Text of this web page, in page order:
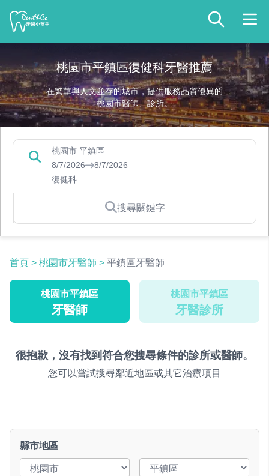
桃園市平鎮區復健科牙醫推薦
在繁華與人文並存的城市，提供服務品質優異的
桃園市醫師、診所。
桃園市 平鎮區
8/7/2026
8/7/2026
復健科
搜尋關鍵字
首頁 > 桃園市牙醫師 > 平鎮區牙醫師
桃園市平鎮區
牙醫師
桃園市平鎮區
牙醫診所
很抱歉，沒有找到符合您搜尋條件的診所或醫師。
您可以嘗試搜尋鄰近地區或其它治療項目
縣市地區